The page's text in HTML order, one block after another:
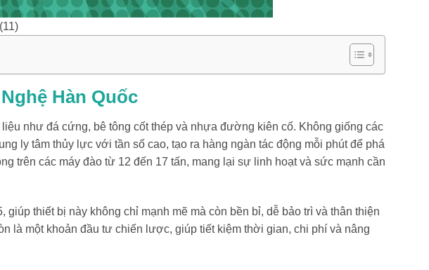
Hàn Quốc
như đá cứng, bê tông cốt thép và nhựa đường kiên cố. Không giống các
ly tâm thủy lực với tần số cao, tạo ra hàng ngàn tác động mỗi phút để phá
trên các máy đào từ 12 đến 17 tấn, mang lại sự linh hoạt và sức mạnh cần
thiết bị này không chỉ mạnh mẽ mà còn bền bỉ, dễ bảo trì và thân thiện
là một khoản đầu tư chiến lược, giúp tiết kiệm thời gian, chi phí và nâng